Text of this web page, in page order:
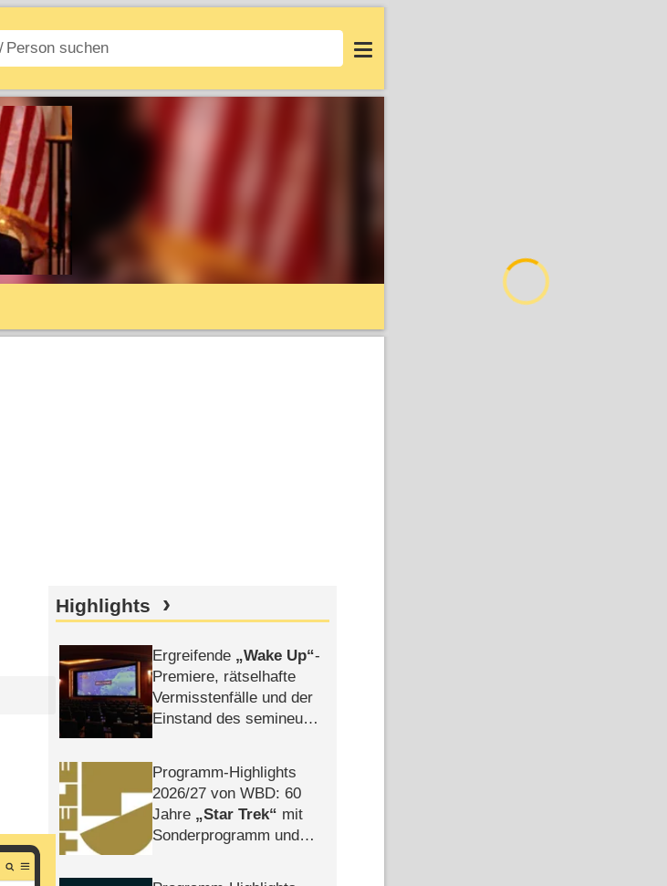
Login
Highlights
Ergreifende Wake Up -
Premiere, rätselhafte
Vermisstenfälle und der
Einstand des semineuen
Programm-Highlights
2026/​27 von WBD: 60
Jahre
Star Trek
mit
Sonderprogramm und